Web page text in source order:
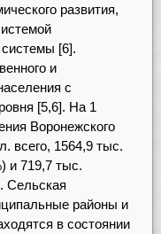
развития,
[6].
и
с
[5,6]. На 1
Воронежского
всего, 1564,9 тыс.
и 719,7 тыс.
Сельская
районы и
в состоянии